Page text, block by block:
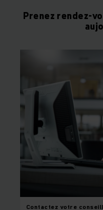
Prenez rendez-
Contactez votre